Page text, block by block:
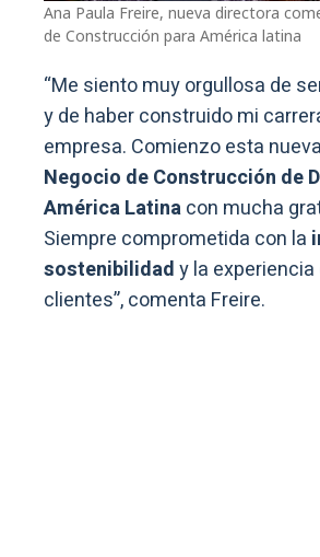
Ana Paula Freire, nueva directora
de Construcción para América latina
“Me siento muy orgullosa de
y de haber construido mi
empresa. Comienzo esta
Negocio de Construcción de
América Latinacon mucha
Siempre comprometida con la
sostenibilidady la
clientes”, comenta Freire.